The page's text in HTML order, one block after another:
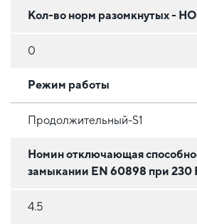
Кол-во норм разомкнутых - НО
0
Режим работы
Продолжительный-S1
Номин отключающая
замыкании EN 60898 при 230
4.5